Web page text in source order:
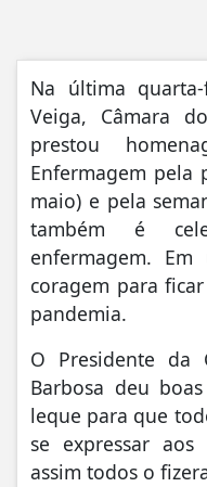
Na última
Veiga, Câmara
prestou
Enfermagem pela
maio) e pela
também é
enfermagem.
coragem para
pandemia.
O Presidente da
Barbosa deu
leque para que
se expressar
assim todos o